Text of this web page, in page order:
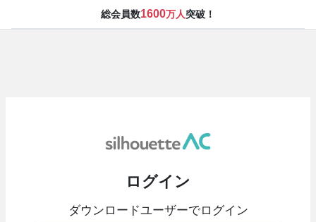
総会員数1600万人突破！
ログイン
ダウンロードユーザーでログイン